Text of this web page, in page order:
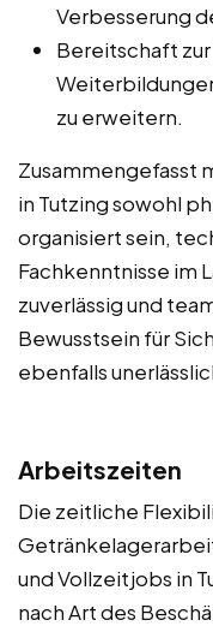
Verbesserung
Bereitschaft zur
zu erweitern.
Zusammengefasst
in Tutzing sowohl
organisiert sein,
Fachkenntnisse im
zuverlässig und
Bewusstsein für
ebenfalls
Arbeitszeiten
Die zeitliche
und Vollzeitjobs in
nach Art des